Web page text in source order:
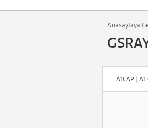
Anasayfaya
A1CAP | A1